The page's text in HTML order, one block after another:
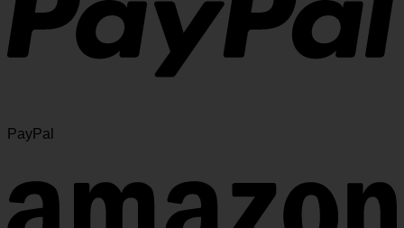
PayPal